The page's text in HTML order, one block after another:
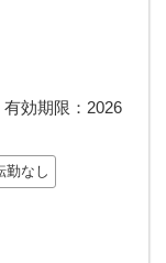
有効期限： 2026
勤なし